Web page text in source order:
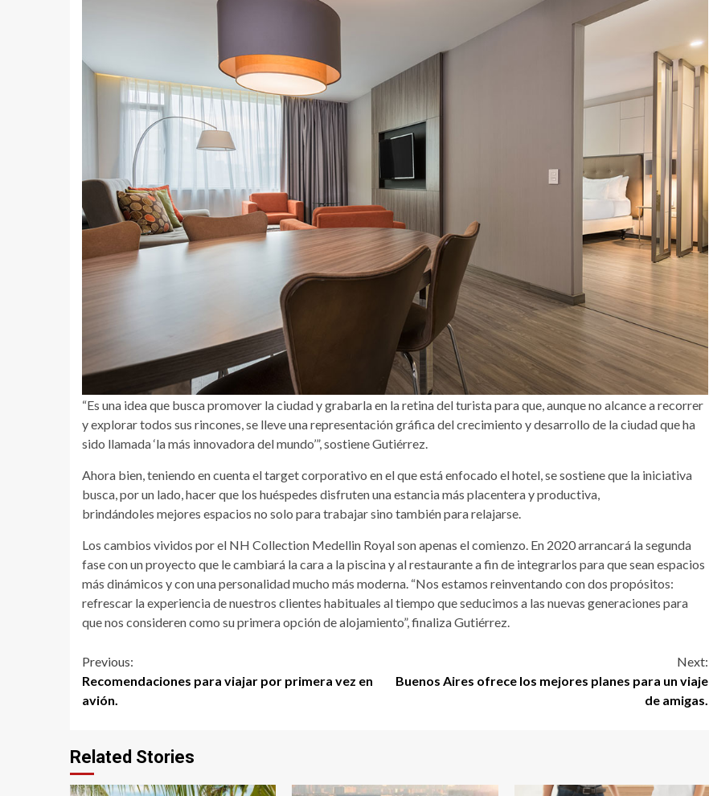
“Es una idea que busca promover la ciudad y grabarla en la retina del turista para que, aunque no alcance a recorrer
y explorar todos sus rincones, se lleve una representación gráfica del crecimiento y desarrollo de la ciudad que ha
sido llamada ‘la más innovadora del mundo’”, sostiene Gutiérrez.
Ahora bien, teniendo en cuenta el target corporativo en el que está enfocado el hotel, se sostiene que la iniciativa
busca, por un lado, hacer que los huéspedes disfruten una estancia más placentera y productiva,
brindándoles mejores espacios no solo para trabajar sino también para relajarse.
Los cambios vividos por el NH Collection Medellin Royal son apenas el comienzo. En 2020 arrancará la segunda
fase con un proyecto que le cambiará la cara a la piscina y al restaurante a fin de integrarlos para que sean espacios
más dinámicos y con una personalidad mucho más moderna. “Nos estamos reinventando con dos propósitos:
refrescar la experiencia de nuestros clientes habituales al tiempo que seducimos a las nuevas generaciones para
que nos consideren como su primera opción de alojamiento”, finaliza Gutiérrez.
Continue
Reading
Previous:
Recomendaciones para viajar por primera vez en
avión.
Next:
Buenos Aires ofrece los mejores planes para un viaje
de amigas.
Related Stories